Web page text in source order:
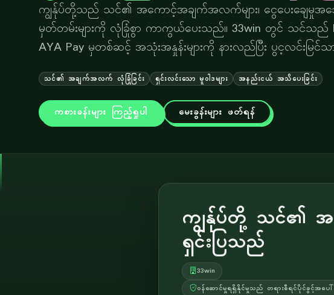
ကျွန်ုပ်တို့သည် သင်၏ အကောင့်အချက်အလက်များ၊ ငွေပေးချေမှုအသေ
မှတ်တမ်းများကို လုံခြုံစွာ ကာကွယ်ပေးသည်။ 33win တွင် သင်သည်
AYA Pay မှတစ်ဆင့် အသုံးအနှုန်းများကို နားလည်ပြီး ပွင့လင်းမြ
သင်၏ အချက်အလက် လုံခြုံခြင်း ရှင်းလင်းသော မူဝါဒများ အနည်းငယ် အသိပေးခြင်း
ကစားခန်းများ ကြည့်ရှုပါ မေးခွန်းများ ဖတ်ရန်
ကျွန်ုပ်တို့ သင်၏
ရှင်းပြသည်
33win
ဝန်ဆောင်မှုရရှိနိုင်မှုသည် တရားစီရင်ပိုင်ခွင့်အပေ